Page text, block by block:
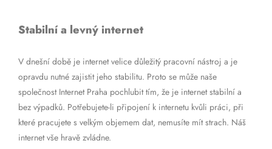
Stabilní a levný internet
V dnešní době je internet velice důležitý pracovní nástroj a je
opravdu nutné zajistit jeho stabilitu. Proto se může naše
společnost Internet Praha pochlubit tím, že je internet stabilní a
bez výpadků. Potřebujete-li připojení k internetu kvůli práci, při
které pracujete s velkým objemem dat, nemusíte mít strach. Náš
internet vše hravě zvládne.